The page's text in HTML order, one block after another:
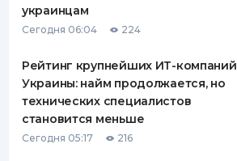
ПУТЕВОДИТЕЛИ ПО
ВСЕ СТРАХОВЫЕ ПОЛИСЫ
СТРАХОВЫЕ КОМПАНИИ
ОТЗЫВЫ О СТРАХОВЫХ
украинцам
Сегодня 06:04 224
Рейтинг крупнейших ИТ-компаний
Украины: найм продолжается, но
технических специалистов
становится меньше
Сегодня 05:17 216